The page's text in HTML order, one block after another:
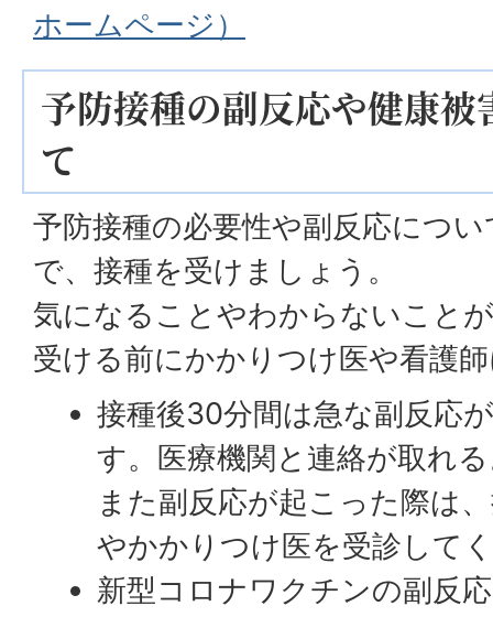
ホームページ）
予防接種の副反応や健康被
て
予防接種の必要性や副反応につ
で、接種を受けましょう。
気になることやわからないこと
受ける前にかかりつけ医や看護
接種後30分間は急な副反応
す。医療機関と連絡が取れ
また副反応が起こった際は
やかかりつけ医を受診して
新型コロナワクチンの副反